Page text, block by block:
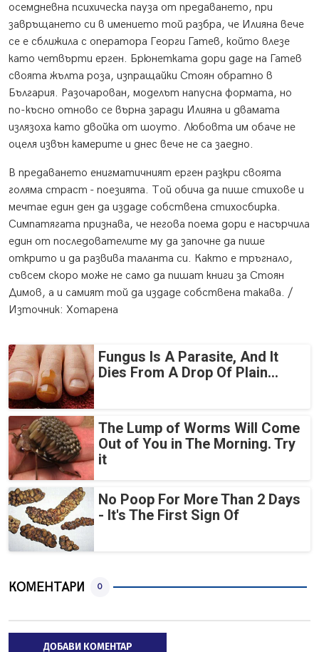
осемдневна психическа пауза от предаването, при
завръщането си в имението той разбра, че Илияна вече
се е сближила с оператора Георги Гатев, който влезе
като четвърти ерген. Брюнетката дори даде на Гатев
своята жълта роза, изпращайки Стоян обратно в
България. Разочарован, моделът напусна формата, но
по-късно отново се върна заради Илияна и двамата
излязоха като двойка от шоуто. Любовта им обаче не
оцеля извън камерите и днес вече не са заедно.
В предаването енигматичният ерген разкри своята
голяма страст - поезията. Той обича да пише стихове и
мечтае един ден да издаде собствена стихосбирка.
Симпатягата признава, че негова поема дори е насърчила
един от последователите му да започне да пише
открито и да развива таланта си. Както е тръгнало,
съвсем скоро може не само да пишат книги за Стоян
Димов, а и самият той да издаде собствена такава. /
Източник: Хотарена
Fungus Is A Parasite, And It
Dies From A Drop Of Plain...
The Lump of Worms Will Come
Out of You in The Morning. Try
it
No Poop For More Than 2 Days
- It's The First Sign Of
КОМЕНТАРИ 0
ДОБАВИ КОМЕНТАР